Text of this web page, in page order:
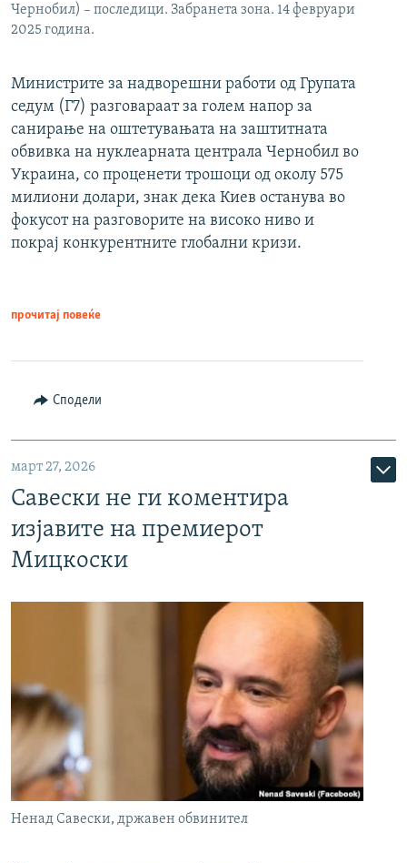
Чернобил) – последици. Забранета зона. 14 февруари
2025 година.
Министрите за надворешни работи од Групата
седум (Г7) разговараат за голем напор за
санирање на оштетувањата на заштитната
обвивка на нуклеарната централа Чернобил во
Украина, со проценети трошоци од околу 575
милиони долари, знак дека Киев останува во
фокусот на разговорите на високо ниво и
покрај конкурентните глобални кризи.
прочитај повеќе
Сподели
март 27, 2026
Савески не ги коментира
изјавите на премиерот
Мицкоски
Ненад Савески, државен обвинител